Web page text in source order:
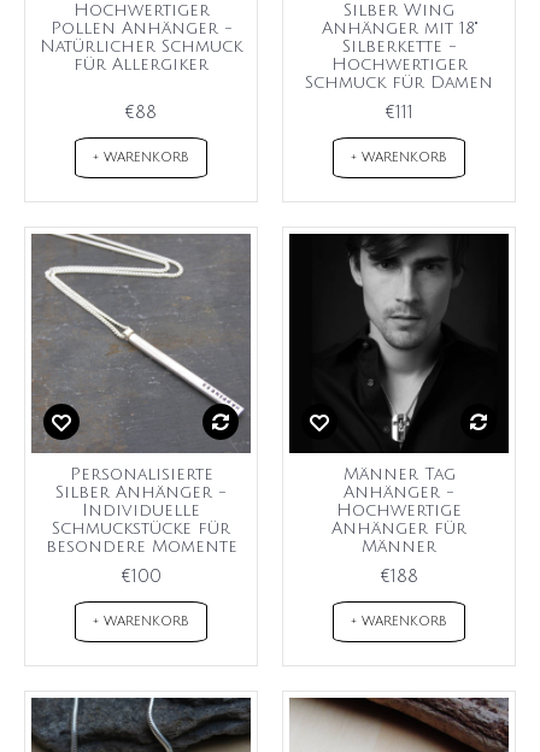
Hochwertiger
Pollen Anhänger -
Natürlicher Schmuck
für Allergiker
€88
+ WARENKORB
Silber Wing
Anhänger mit 18"
Silberkette -
Hochwertiger
Schmuck für Damen
€111
+ WARENKORB
Personalisierte
Silber Anhänger -
Individuelle
Schmuckstücke für
besondere Momente
€100
+ WARENKORB
Männer Tag
Anhänger -
Hochwertige
Anhänger für
Männer
€188
+ WARENKORB